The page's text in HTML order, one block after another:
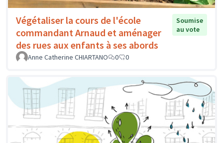
Végétaliser la cours de l'école
commandant Arnaud et aménager
des rues aux enfants à ses abords
Soumise
au vote
Anne Catherine CHIARTANO 0 0